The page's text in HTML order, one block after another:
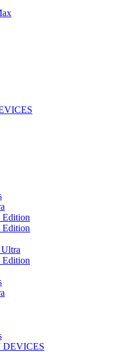
Edition
Edition
Edition